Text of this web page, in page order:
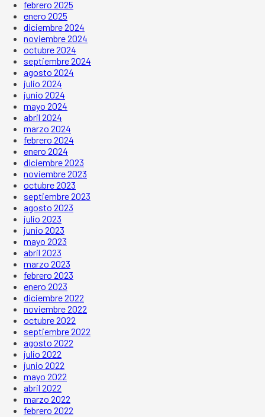
febrero 2025
enero 2025
diciembre 2024
noviembre 2024
octubre 2024
septiembre 2024
agosto 2024
julio 2024
junio 2024
mayo 2024
abril 2024
marzo 2024
febrero 2024
enero 2024
diciembre 2023
noviembre 2023
octubre 2023
septiembre 2023
agosto 2023
julio 2023
junio 2023
mayo 2023
abril 2023
marzo 2023
febrero 2023
enero 2023
diciembre 2022
noviembre 2022
octubre 2022
septiembre 2022
agosto 2022
julio 2022
junio 2022
mayo 2022
abril 2022
marzo 2022
febrero 2022